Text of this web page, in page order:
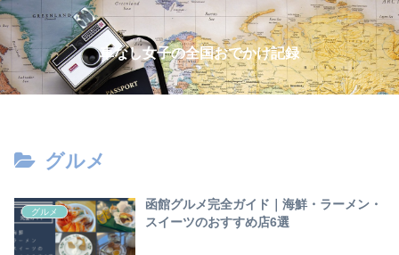
車なし女子の全国おでかけ記録
グルメ
グルメ
函館グルメ完全ガイド｜海鮮・ラーメン・
スイーツのおすすめ店6選